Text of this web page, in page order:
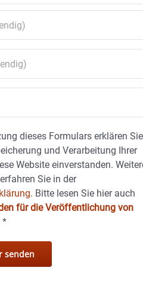
dieses Formulars erklären Sie
und Verarbeitung Ihrer
Website einverstanden.
Sie in der
Bitte lesen Sie hier auch
für die Veröffentlichung von
*